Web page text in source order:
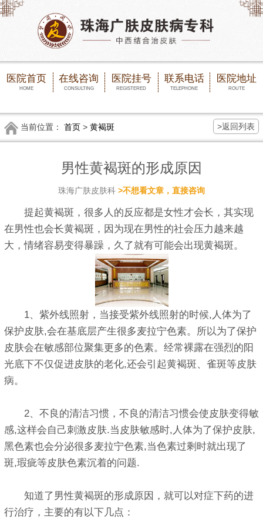
医院首页
HOME
在线咨询
CONSULTING
医院挂号
REGISTERED
联系电话
TELEPHONE
医院地址
ROUTE
当前位置： 首页> 黄褐斑 >返回列表
男性黄褐斑的形成原因
珠海广肤皮肤科 >不想看文章，直接咨询
提起黄褐斑，很多人的反应都是女性才会长，其实现
在男性也会长黄褐斑，因为现在男性的社会压力越来越
大，情绪容易变得暴躁，久了就有可能会出现黄褐斑。
1、紫外线照射，当接受紫外线照射的时候,人体为了
保护皮肤,会在基底层产生很多麦拉宁色素。所以为了保护
皮肤会在敏感部位聚集更多的色素。经常裸露在强烈的阳
光底下不仅促进皮肤的老化,还会引起黄褐斑、雀斑等皮肤
病。
2、不良的清洁习惯，不良的清洁习惯会使皮肤变得敏
感,这样会自己刺激皮肤.当皮肤敏感时,人体为了保护皮肤,
黑色素也会分泌很多麦拉宁色素,当色素过剩时就出现了
斑,瑕疵等皮肤色素沉着的问题.
知道了男性黄褐斑的形成原因，就可以对症下药的进
行治疗，主要的有以下几点：